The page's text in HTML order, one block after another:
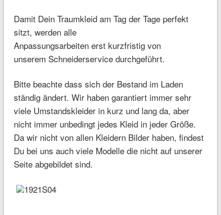
Damit Dein Traumkleid am Tag der Tage perfekt
sitzt, werden alle
Anpassungsarbeiten erst kurzfristig von
unserem Schneiderservice durchgeführt.
Bitte beachte dass sich der Bestand im Laden
ständig ändert. Wir haben garantiert immer sehr
viele Umstandskleider in kurz und lang da, aber
nicht immer unbedingt jedes Kleid in jeder Größe.
Da wir nicht von allen Kleidern Bilder haben, findest
Du bei uns auch viele Modelle die nicht auf unserer
Seite abgebildet sind.